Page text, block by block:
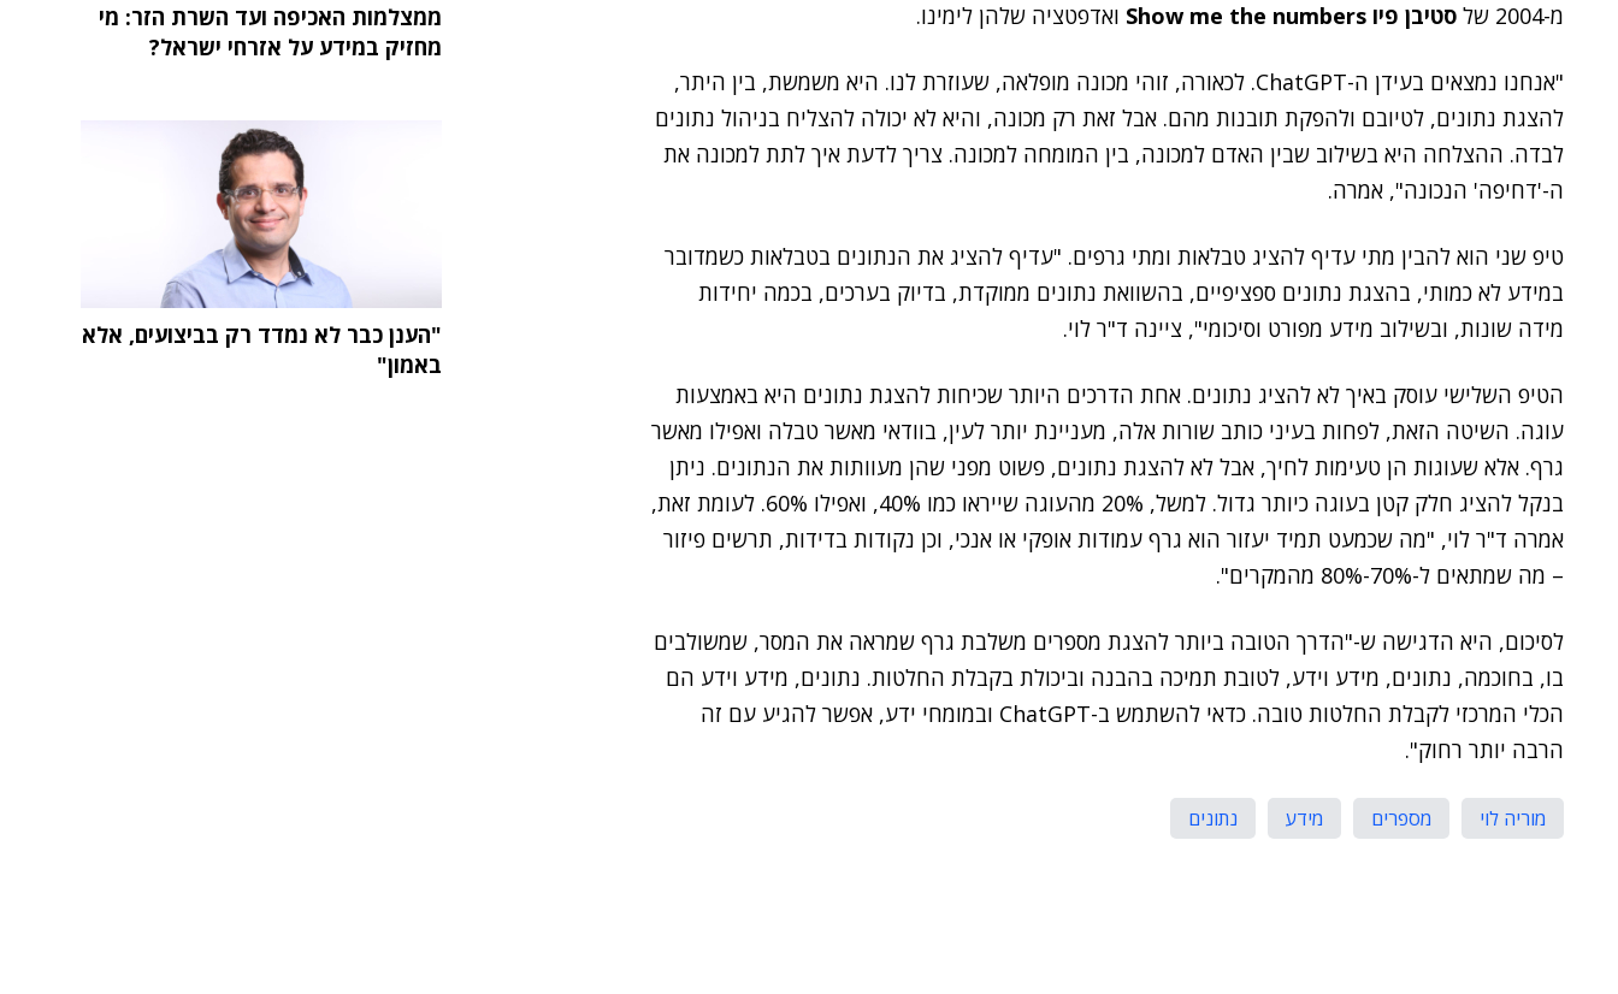
מ-2004 של
סטיבן פיו Show me the numbers ואדפטציה שלהן לימינו.
"אנחנו נמצאים בעידן ה-ChatGPT. לכאורה, זוהי מכונה מופלאה, שעוזרת לנו. היא משמשת, בין היתר,
להצגת נתונים, לטיובם ולהפקת תובנות מהם. אבל זאת רק מכונה, והיא לא יכולה להצליח בניהול נתונים
לבדה. ההצלחה היא בשילוב שבין האדם למכונה, בין המומחה למכונה. צריך לדעת איך לתת למכונה את
ה-'דחיפה' הנכונה", אמרה.
טיפ שני הוא להבין מתי עדיף להציג טבלאות ומתי גרפים. "עדיף להציג את הנתונים בטבלאות כשמדובר
במידע לא כמותי, בהצגת נתונים ספציפיים, בהשוואת נתונים ממוקדת, בדיוק בערכים, בכמה יחידות
מידה שונות, ובשילוב מידע מפורט וסיכומי", ציינה ד"ר לוי.
הטיפ השלישי עוסק באיך לא להציג נתונים. אחת הדרכים היותר שכיחות להצגת נתונים היא באמצעות
עוגה. השיטה הזאת, לפחות בעיני כותב שורות אלה, מעניינת יותר לעין, בוודאי מאשר טבלה ואפילו מאשר
גרף. אלא שעוגות הן טעימות לחיך, אבל לא להצגת נתונים, פשוט מפני שהן מעוותות את הנתונים. ניתן
בנקל להציג חלק קטן בעוגה כיותר גדול. למשל, 20% מהעוגה שייראו כמו 40%, ואפילו 60%. לעומת זאת,
אמרה ד"ר לוי, "מה שכמעט תמיד יעזור הוא גרף עמודות אופקי או אנכי, וכן נקודות בדידות, תרשים פיזור
– מה שמתאים ל-70%-80% מהמקרים".
לסיכום, היא הדגישה ש-"הדרך הטובה ביותר להצגת מספרים משלבת גרף שמראה את המסר, שמשולבים
בו, בחוכמה, נתונים, מידע וידע, לטובת תמיכה בהבנה וביכולת בקבלת החלטות. נתונים, מידע וידע הם
הכלי המרכזי לקבלת החלטות טובה. כדאי להשתמש ב-ChatGPT ובמומחי ידע, אפשר להגיע עם זה
הרבה יותר רחוק".
מוריה לוי מספרים מידע נתונים
ממצלמות האכיפה ועד השרת הזר: מי
מחזיק במידע על אזרחי ישראל?
"הענן כבר לא נמדד רק בביצועים, אלא
באמון"